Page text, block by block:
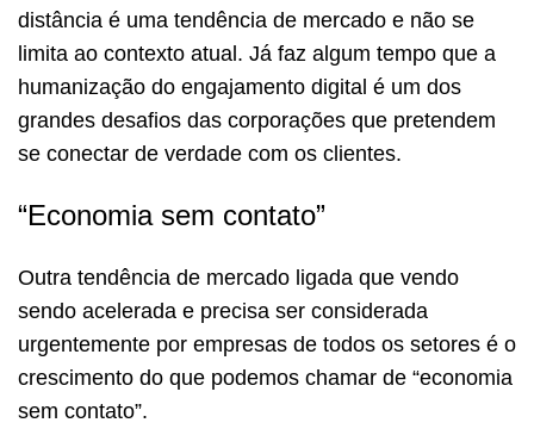
distância é uma tendência de mercado e não se
limita ao contexto atual. Já faz algum tempo que a
humanização do engajamento digital é um dos
grandes desafios das corporações que pretendem
se conectar de verdade com os clientes.
“Economia sem contato”
Outra tendência de mercado ligada que vendo
sendo acelerada e precisa ser considerada
urgentemente por empresas de todos os setores é o
crescimento do que podemos chamar de “economia
sem contato”.